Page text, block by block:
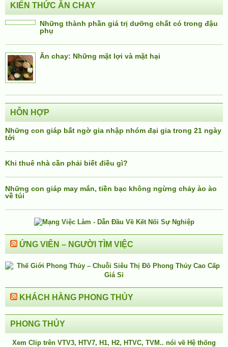
KIẾN THỨC ĂN CHAY
Những thành phần giá trị dưỡng chất có trong đậu
phụ
Ăn chay: Những mặt lợi và mặt hại
HỖN HỢP
Những con giáp bất ngờ gia nhập nhóm đại gia trong 21 ngày
tới
Khi thuê nhà cần phải biết điều gì?
Những con giáp may mắn, tiền bạc không ngừng chảy ào ào
về túi
ỨNG VIÊN – NGƯỜI TÌM VIỆC
KHÁCH HÀNG PHONG THỦY
PHONG THỦY
Xem Clip trên VTV3, HTV7, H1, H2, HTVC, TVM.. nói về Hệ thống